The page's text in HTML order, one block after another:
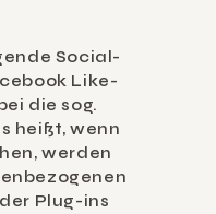
Social-
Like-
die sog.
heißt, wenn
werden
Plug-ins